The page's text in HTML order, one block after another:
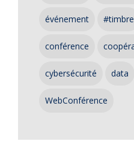
événement #timbre
conférence
cybersécurité data
WebConférence